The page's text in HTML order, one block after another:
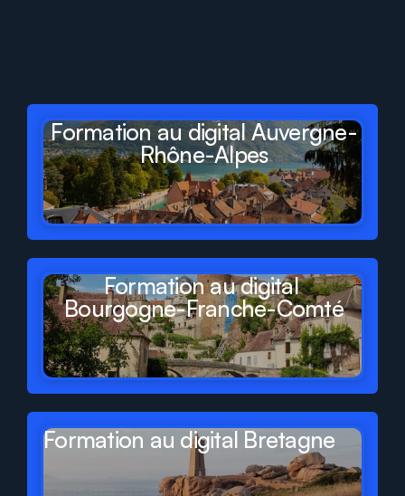
deFrance
Formation au digital Auvergne-
Rhône-Alpes
Formation au digital
Bourgogne-Franche-Comté
Formation au digital Bretagne